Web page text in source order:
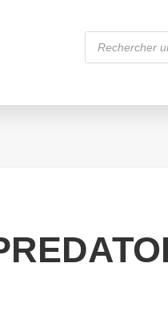
Recherche
produits